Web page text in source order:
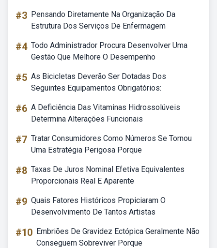
#3 Pensando Diretamente Na Organização Da
Estrutura Dos Serviços De Enfermagem
#4 Todo Administrador Procura Desenvolver Uma
Gestão Que Melhore O Desempenho
#5 As Bicicletas Deverão Ser Dotadas Dos
Seguintes Equipamentos Obrigatórios:
#6 A Deficiência Das Vitaminas Hidrossolúveis
Determina Alterações Funcionais
#7 Tratar Consumidores Como Números Se Tornou
Uma Estratégia Perigosa Porque
#8 Taxas De Juros Nominal Efetiva Equivalentes
Proporcionais Real E Aparente
#9 Quais Fatores Históricos Propiciaram O
Desenvolvimento De Tantos Artistas
#10 Embriões De Gravidez Ectópica Geralmente Não
Conseguem Sobreviver Porque